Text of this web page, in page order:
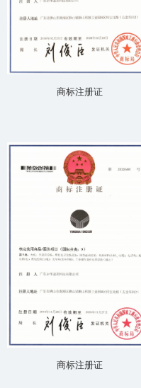
商标注册证
商标注册证